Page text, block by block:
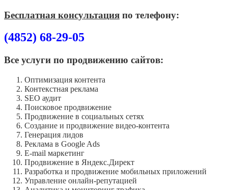
Бесплатная консультация по телефону:
(4852) 68-29-05
Все услуги по продвижению сайтов:
Оптимизация контента
Контекстная реклама
SEO аудит
Поисковое продвижение
Продвижение в социальных сетях
Создание и продвижение видео-контента
Генерация лидов
Реклама в Google Ads
E-mail маркетинг
Продвижение в Яндекс.Директ
Разработка и продвижение мобильных приложений
Управление онлайн-репутацией